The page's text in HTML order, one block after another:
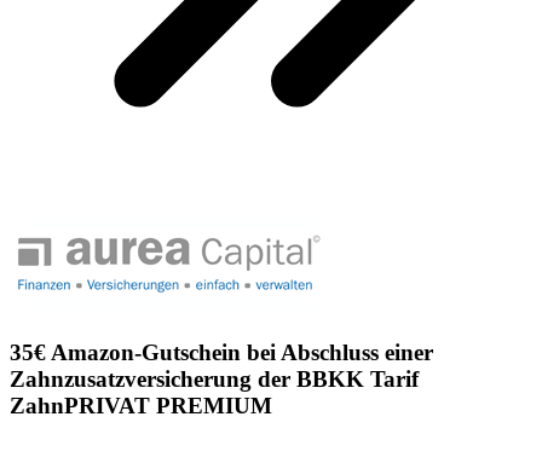
35€ Amazon-Gutschein bei Abschluss einer
Zahnzusatzversicherung der BBKK Tarif
ZahnPRIVAT PREMIUM